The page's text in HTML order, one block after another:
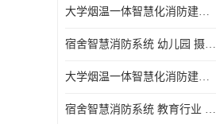
大学烟温一体智慧化消防建设 大学校园 消防数字化
宿舍智慧消防系统 幼儿园 摄像头升级
大学烟温一体智慧化消防建设 培训机构 数字化
宿舍智慧消防系统 教育行业 摄像头升级